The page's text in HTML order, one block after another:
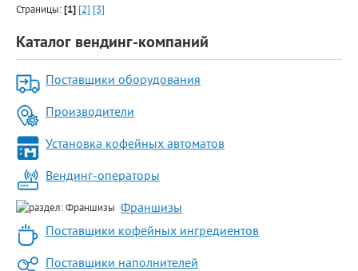
Страницы:[1] [2] [3]
Каталог вендинг-компаний
Поставщики оборудования
Производители
Установка кофейных автоматов
Вендинг-операторы
Франшизы
Поставщики кофейных ингредиентов
Поставщики наполнителей